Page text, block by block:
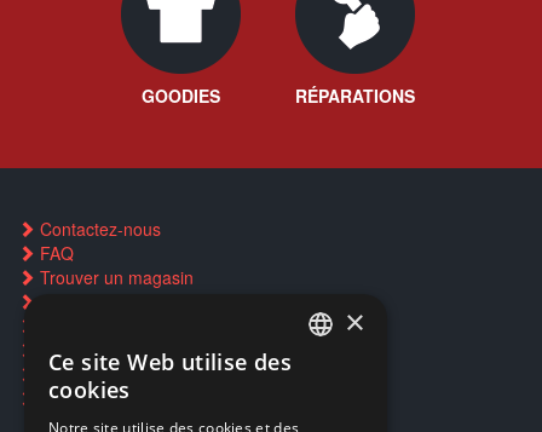
GOODIES RÉPARATIONS
Contactez-nous
FAQ
Trouver un magasin
Restauration CD griffés
Réparations & SAV
Smartpoints
×
Ce site Web utilise des
cookies
Notre site utilise des cookies et des